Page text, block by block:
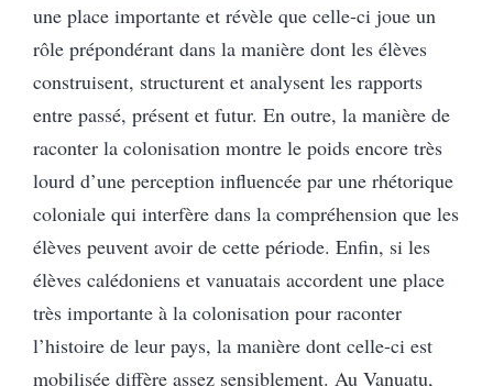
une place importante et révèle que celle-ci joue un
rôle prépondérant dans la manière dont les élèves
construisent, structurent et analysent les rapports
entre passé, présent et futur. En outre, la manière de
raconter la colonisation montre le poids encore très
lourd d’une perception influencée par une rhétorique
coloniale qui interfère dans la compréhension que les
élèves peuvent avoir de cette période. Enfin, si les
élèves calédoniens et vanuatais accordent une place
très importante à la colonisation pour raconter
l’histoire de leur pays, la manière dont celle-ci est
mobilisée diffère assez sensiblement. Au Vanuatu,